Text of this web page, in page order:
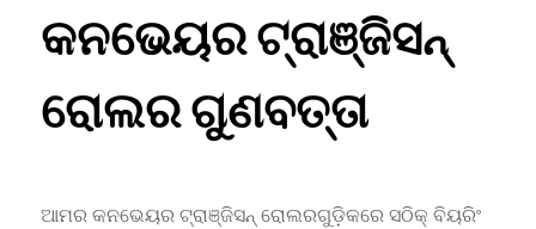
କନଭେୟର ଟ୍ରାଞ୍ଜିସନ୍
ରୋଲର ଗୁଣବତ୍ତା
ଆମର କନଭେୟର ଟ୍ରାଞ୍ଜିସନ୍ ରୋଲରଗୁଡ଼ିକରେ ସଠିକ୍ ବିୟରିଂ